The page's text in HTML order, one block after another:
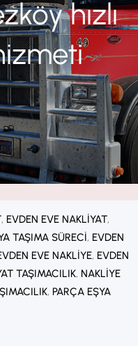
hızlı
, EVDEN EVE NAKLIYAT
TAŞIMA SÜRECI, EVDEN
EVE NAKLIYE, EVDEN
TAŞIMACILIK, NAKLIYE
, PARÇA EŞYA